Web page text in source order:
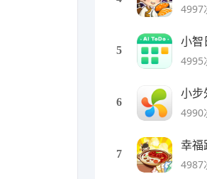
4997
5
小智
4995
6
小步
4990
7
4987